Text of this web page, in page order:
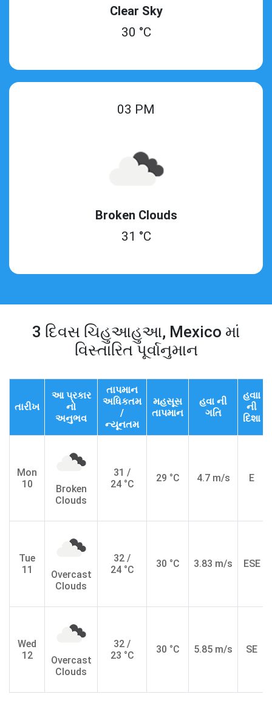
Clear Sky
30 °C
03 PM
Broken Clouds
31 °C
3 દિવસ ચિહુઆહુઆ, Mexico માં
વિસ્તારિત પૂર્વાનુમાન
તારીખ
આ પ્રકાર
નો
અનુભવ
તાપમાન
અધિકતમ
/
ન્યૂનતમ
મહસૂસ
તાપમાન
હવા ની
ગતિ
હવાા
ની
દિશા
Mon
10
Broken
Clouds
31 /
24 °C
29 °C 4.7 m/s E
Tue
11
Overcast
Clouds
32 /
24 °C
30 °C 3.83 m/s ESE
Wed
12
Overcast
Clouds
32 /
23 °C
30 °C 5.85 m/s SE